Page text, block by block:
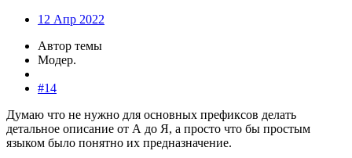
12 Апр 2022
Автор темы
Модер.
#14
Думаю что не нужно для основных префиксов делать
детальное описание от А до Я, а просто что бы простым
языком было понятно их предназначение.